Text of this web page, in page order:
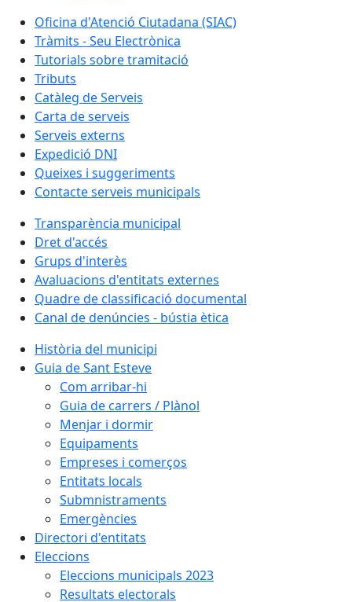
Oficina d'Atenció Ciutadana (SIAC)
Tràmits - Seu Electrònica
Tutorials sobre tramitació
Tributs
Catàleg de Serveis
Carta de serveis
Serveis externs
Expedició DNI
Queixes i suggeriments
Contacte serveis municipals
Transparència municipal
Dret d'accés
Grups d'interès
Avaluacions d'entitats externes
Quadre de classificació documental
Canal de denúncies - bústia ètica
Història del municipi
Guia de Sant Esteve
Com arribar-hi
Guia de carrers / Plànol
Menjar i dormir
Equipaments
Empreses i comerços
Entitats locals
Submnistraments
Emergències
Directori d'entitats
Eleccions
Eleccions municipals 2023
Resultats electorals